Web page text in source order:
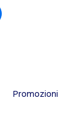
Promozioni